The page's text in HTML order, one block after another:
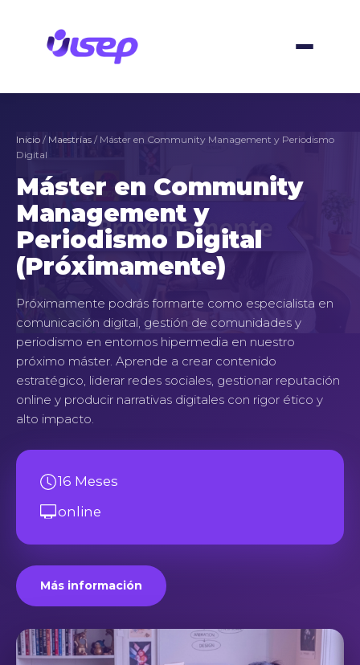
contenido
Inicio / Maestrías / Máster en Community Management y Periodismo
Digital
Máster en Community
Management y
Periodismo Digital
(Próximamente)
Próximamente podrás formarte como especialista en
comunicación digital, gestión de comunidades y
periodismo en entornos hipermedia en nuestro
próximo máster. Aprende a crear contenido
estratégico, liderar redes sociales, gestionar reputación
online y producir narrativas digitales con rigor ético y
alto impacto.
16 Meses
online
Más información